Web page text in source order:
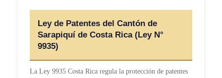
Ley de Patentes del Cantón de
Sarapiquí de Costa Rica (Ley N°
9935)
La Ley 9935 Costa Rica regula la protección de patentes